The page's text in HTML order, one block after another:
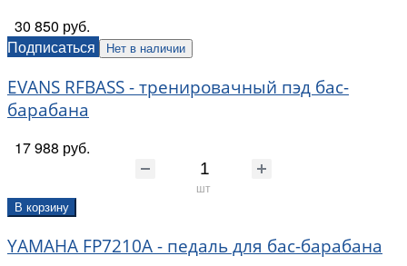
30 850 руб.
Подписаться
Нет в наличии
EVANS RFBASS - тренировачный пэд бас-
барабана
17 988 руб.
шт
В корзину
YAMAHA FP7210A - педаль для бас-барабана